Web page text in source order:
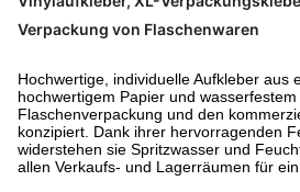
Verpackung von Flaschenwaren
Hochwertige, individuelle Aufkleber aus
hochwertigem Papier und
Flaschenverpackung und den
konzipiert. Dank ihrer hervorragenden
widerstehen sie Spritzwasser und
allen Verkaufs- und Lagerräumen für